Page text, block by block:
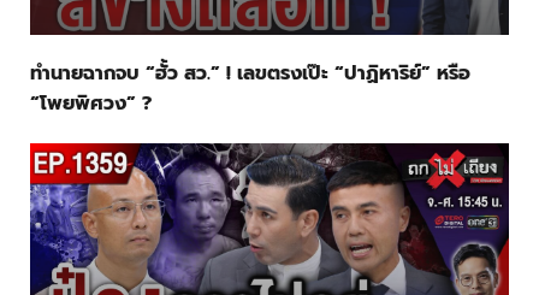
ทำนายฉากจบ “ฮั้ว สว.” ! เลขตรงเป๊ะ “ปาฏิหาริย์” หรือ
“โพยพิศวง” ?